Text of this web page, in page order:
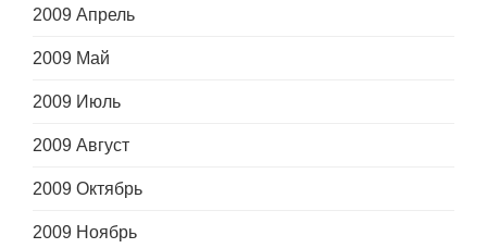
2009 Апрель
2009 Май
2009 Июль
2009 Август
2009 Октябрь
2009 Ноябрь